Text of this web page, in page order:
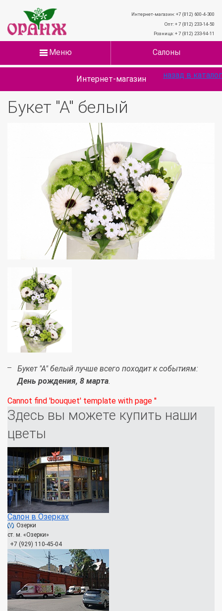
Интернет-магазин: +7 (812) 600-4-300
Опт: + 7 (812) 233-14-50
Розница: + 7 (812) 233-94-11
Меню Салоны
Интернет-магазин
Букет "А" белый
назад в каталог
Букет "А" белый лучше всего походит к событиям:
День рождения, 8 марта.
Cannot find 'bouquet' template with page ''
Здесь вы можете купить наши
цветы
Салон в Озерках
Озерки
ст. м. «Озерки»
+7 (929) 110-45-04